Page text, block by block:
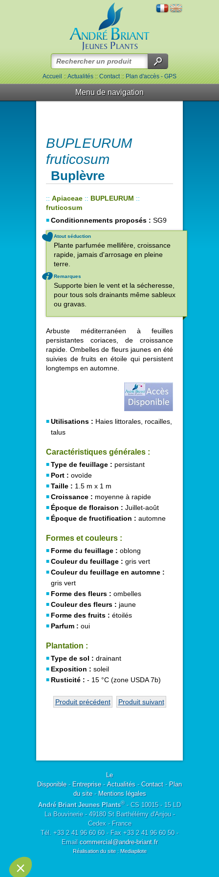
Accueil::Actualités::Contact::Plan d'accès - GPS
Menu de navigation
BUPLEURUM
fruticosum
Buplèvre
:: Apiaceae :: BUPLEURUM ::
fruticosum
Conditionnements proposés : SG9
Atout séduction
Plante parfumée mellifère, croissance
rapide, jamais d'arrosage en pleine
terre.
Remarques
Supporte bien le vent et la sécheresse,
pour tous sols drainants même sableux
ou gravas.
Arbuste méditerranéen à feuilles
persistantes coriaces, de croissance
rapide. Ombelles de fleurs jaunes en été
suivies de fruits en étoile qui persistent
longtemps en automne.
Utilisations : Haies littorales, rocailles,
talus
Caractéristiques générales :
Type de feuillage : persistant
Port : ovoïde
Taille : 1.5 m x 1 m
Croissance : moyenne à rapide
Époque de floraison : Juillet-août
Époque de fructification : automne
Formes et couleurs :
Forme du feuillage : oblong
Couleur du feuillage : gris vert
Couleur du feuillage en automne :
gris vert
Forme des fleurs : ombelles
Couleur des fleurs : jaune
Forme des fruits : étoilés
Parfum : oui
Plantation :
Type de sol : drainant
Exposition : soleil
Rusticité : - 15 °C (zone USDA 7b)
Produit précédent Produit suivant
Le
Disponible- Entreprise- Actualités - Contact- Plan
du site- Mentions légales
André Briant Jeunes Plants®- CS 10015 - 15 LD
La Bouvinerie - 49180 St Barthélémy d'Anjou -
Cedex - France
Tél. +33 2 41 96 60 60 - Fax +33 2 41 96 60 50 -
Email commercial@andre-briant.fr
Réalisation du site : Mediapilote